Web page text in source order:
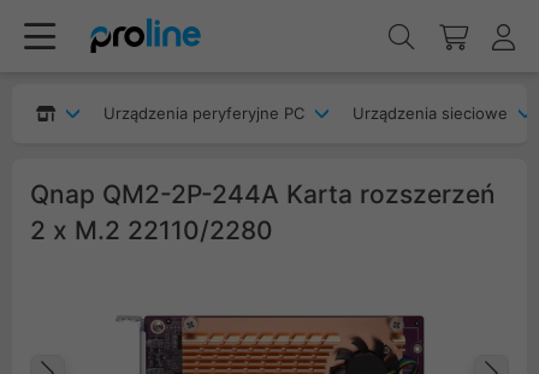
Urządzenia peryferyjne PC Urządzenia sieciowe
Qnap QM2-2P-244A Karta rozszerzeń
2 x M.2 22110/2280